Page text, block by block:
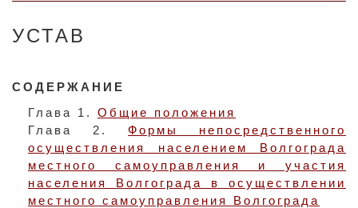
УСТАВ
СОДЕРЖАНИЕ
Глава 1. Общие положения
Глава 2. Формы непосредственного
осуществления населением Волгограда
местного самоуправления и участия
населения Волгограда в осуществлении
местного самоуправления Волгограда